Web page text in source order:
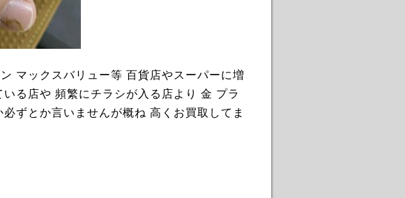
マックスバリュー等 百貨店やスーパーに増
る店や 頻繁にチラシが入る店より 金 プラ
ずとか言いませんが概ね 高くお買取してま